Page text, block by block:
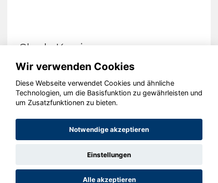
Skoda Kamiq
© konjunkturmotor.de GmbH 2020 - 2026
Wir verwenden Cookies
Diese Webseite verwendet Cookies und ähnliche
Technologien, um die Basisfunktion zu gewährleisten und
um Zusatzfunktionen zu bieten.
Notwendige akzeptieren
Einstellungen
Alle akzeptieren